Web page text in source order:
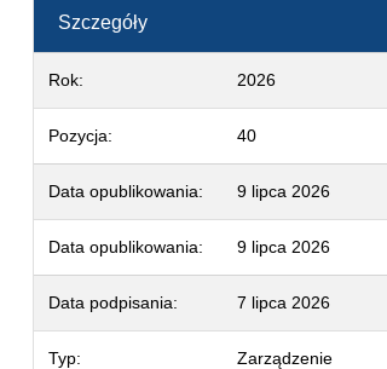
Szczegóły
Rok: 2026
Pozycja: 40
Data opublikowania: 9 lipca 2026
Data opublikowania: 9 lipca 2026
Data podpisania: 7 lipca 2026
Typ: Zarządzenie